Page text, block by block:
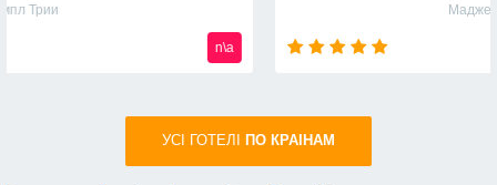
УСI ГОТЕЛІ ПО КРАIНАМ